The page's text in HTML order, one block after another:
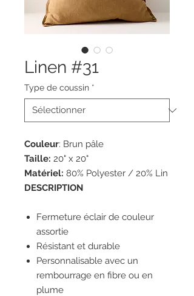
Linen #31
Type de coussin *
Couleur: Brun pâle
Taille: 20" x 20"
Matériel: 80% Polyester / 20% Lin
DESCRIPTION
Fermeture éclair de couleur
assortie
Résistant et durable
Personnalisable avec un
rembourrage en fibre ou en
plume